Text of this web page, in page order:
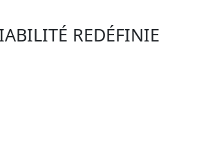
REDÉFINIE